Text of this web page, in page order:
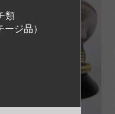
類
ジ品）